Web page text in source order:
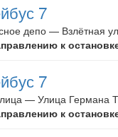
7
депо — Взлётная
к
7
— Улица Германа
к